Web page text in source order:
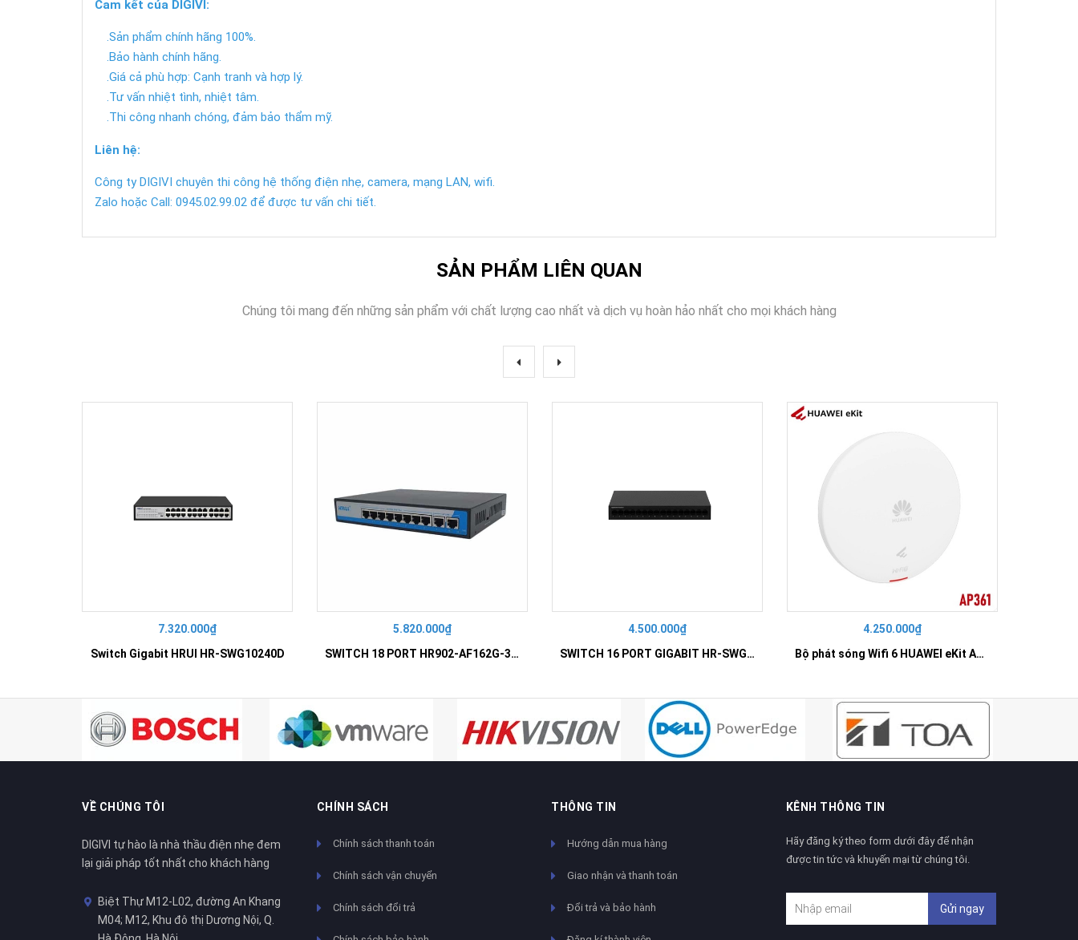
Cam kết của DIGIVI:
.Sản phẩm chính hãng 100%.
.Bảo hành chính hãng.
.Giá cả phù hợp: Cạnh tranh và hợp lý.
.Tư vấn nhiệt tình, nhiệt tâm.
.Thi công nhanh chóng, đảm bảo thẩm mỹ.
Liên hệ:
Công ty DIGIVI chuyên thi công hệ thống điện nhẹ, camera, mạng LAN, wifi.
Zalo hoặc Call: 0945.02.99.02 để được tư vấn chi tiết.
SẢN PHẨM LIÊN QUAN
Chúng tôi mang đến những sản phẩm với chất lượng cao nhất và dịch vụ hoàn hảo nhất cho mọi khách hàng
7.320.000₫
Switch Gigabit HRUI HR-SWG10240D
5.820.000₫
SWITCH 18 PORT HR902-AF162G-300 – Switch PoE 16 Cổng
4.500.000₫
SWITCH 16 PORT GIGABIT HR-SWG00160
4.250.000₫
Bộ phát sóng Wifi 6 HUAWEI eKit AP361
VỀ CHÚNG TÔI
DIGIVI tự hào là nhà thầu điện nhẹ đem
lại giải pháp tốt nhất cho khách hàng
Biệt Thự M12-L02, đường An Khang
M04; M12, Khu đô thị Dương Nội, Q.
CHÍNH SÁCH
Chính sách thanh toán
Chính sách vận chuyển
Chính sách đổi trả
THÔNG TIN
Hướng dẫn mua hàng
Giao nhận và thanh toán
Đổi trả và bảo hành
KÊNH THÔNG TIN
Hãy đăng ký theo form dưới đây để nhận
được tin tức và khuyến mại từ chúng tôi.
Gửi ngay